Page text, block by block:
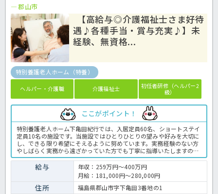
郡山市
【高給与◎介護福祉士さま好待
遇♪各種手当・賞与充実♪】未
経験、無資格...
特別養護老人ホーム（特養）
ヘルパー・介護職 介護福祉士
初任者研修（ヘルパー2
級）
ここがポイント！
特別養護老人ホーム下亀田紀行では、入居定員60名、ショートステイ
定員10名の施設です。当施設ではひとりひとりの望みや好みを大切に
し、できる限り希望にそえるように努めています。実務経験のない方
やしばらく実務から遠ざかっていた方でも丁寧に指導いたしますの
で、安心して働いていただけますよ！資格、経験不問！明るく元気な
方、一緒に施設を支えて下さる方、ご応募お待ちしています♪特別養
護老人ホームでの介護業務全般です。 ＜介護職 正職員 特別養護老
給与
年収：259万円～400万円
月給：181,000円～280,000円
住所 福島県郡山市字下亀田3番地の1